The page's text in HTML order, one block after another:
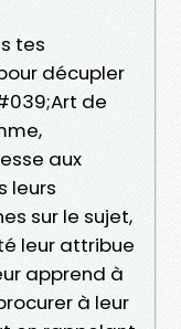
tes
décupler
de
aux
leurs
sur le sujet,
leur attribue
apprend à
à leur